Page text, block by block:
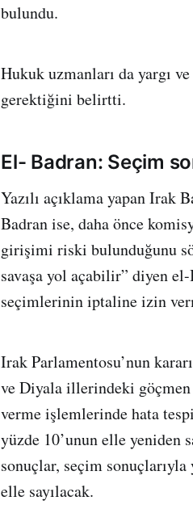
bulundu.
Hukuk uzmanları da yargı
gerektiğini belirtti.
El- Badran: Seçim
Yazılı açıklama yapan Irak
Badran ise, daha önce
girişimi riski bulunduğunu
savaşa yol açabilir” diyen
seçimlerinin iptaline izin
Irak Parlamentosu’nun
ve Diyala illerindeki göçmen
verme işlemlerinde hata
yüzde 10’unun elle yeniden
sonuçlar, seçim
elle sayılacak.